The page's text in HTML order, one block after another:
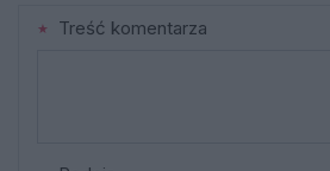
Treść komentarza